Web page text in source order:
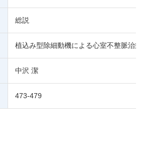
総説
植込み型除細動機による心室不整脈治療
中沢 潔
473-479